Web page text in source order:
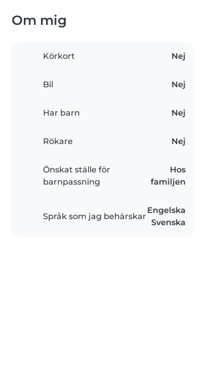
Om mig
Körkort Nej
Bil Nej
Har barn Nej
Rökare Nej
Önskat ställe för
barnpassning
Hos
familjen
Språk som jag behärskar
Engelska
Svenska